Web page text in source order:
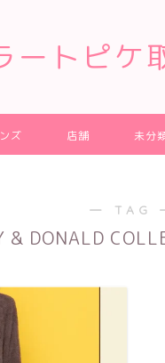
ートピケ
ズ 店舗 未分
― TAG
& DONALD